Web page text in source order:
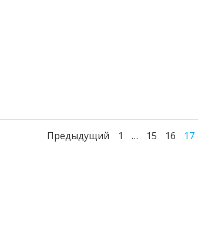
Навигация
Предыдущий Страница
1 … Страница
15 16 17